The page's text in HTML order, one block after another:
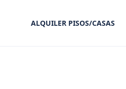
ALQUILER PISOS/CASAS